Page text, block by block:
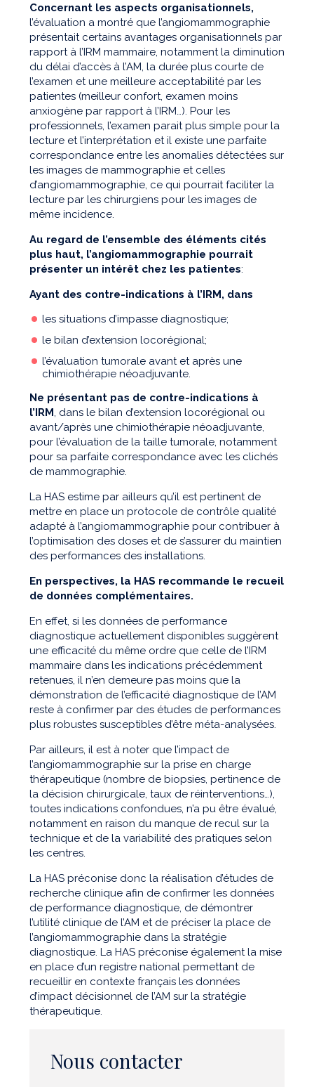
Concernant les aspects organisationnels,
l’évaluation a montré que l’angiomammographie
présentait certains avantages organisationnels par
rapport à l’IRM mammaire, notamment la diminution
du délai d’accès à l’AM, la durée plus courte de
l’examen et une meilleure acceptabilité par les
patientes (meilleur confort, examen moins
anxiogène par rapport à l’IRM…). Pour les
professionnels, l’examen parait plus simple pour la
lecture et l’interprétation et il existe une parfaite
correspondance entre les anomalies détectées sur
les images de mammographie et celles
d’angiomammographie, ce qui pourrait faciliter la
lecture par les chirurgiens pour les images de
même incidence.
Au regard de l’ensemble des éléments cités
plus haut, l’angiomammographie pourrait
présenter un intérêt chez les patientes:
Ayant des contre-indications à l’IRM, dans
les situations d’impasse diagnostique;
le bilan d’extension locorégional;
l’évaluation tumorale avant et après une
chimiothérapie néoadjuvante.
Ne présentant pas de contre-indications à
l’IRM, dans le bilan d’extension locorégional ou
avant/après une chimiothérapie néoadjuvante,
pour l’évaluation de la taille tumorale, notamment
pour sa parfaite correspondance avec les clichés
de mammographie.
La HAS estime par ailleurs qu’il est pertinent de
mettre en place un protocole de contrôle qualité
adapté à l’angiomammographie pour contribuer à
l’optimisation des doses et de s’assurer du maintien
des performances des installations.
En perspectives, la HAS recommande le recueil
de données complémentaires.
En effet, si les données de performance
diagnostique actuellement disponibles suggèrent
une efficacité du même ordre que celle de l’IRM
mammaire dans les indications précédemment
retenues, il n’en demeure pas moins que la
démonstration de l’efficacité diagnostique de l’AM
reste à confirmer par des études de performances
plus robustes susceptibles d’être méta-analysées.
Par ailleurs, il est à noter que l’impact de
l’angiomammographie sur la prise en charge
thérapeutique (nombre de biopsies, pertinence de
la décision chirurgicale, taux de réinterventions…),
toutes indications confondues, n’a pu être évalué,
notamment en raison du manque de recul sur la
technique et de la variabilité des pratiques selon
les centres.
La HAS préconise donc la réalisation d’études de
recherche clinique afin de confirmer les données
de performance diagnostique, de démontrer
l’utilité clinique de l’AM et de préciser la place de
l’angiomammographie dans la stratégie
diagnostique. La HAS préconise également la mise
en place d’un registre national permettant de
recueillir en contexte français les données
d’impact décisionnel de l’AM sur la stratégie
thérapeutique.
Nous contacter